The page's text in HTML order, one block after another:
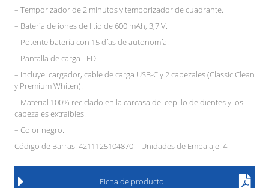
– Temporizador de 2 minutos y temporizador de cuadrante.
– Batería de iones de litio de 600 mAh, 3,7 V.
– Potente batería con 15 días de autonomía.
– Pantalla de carga LED.
– Incluye: cargador, cable de carga USB-C y 2 cabezales (Classic Clean
y Premium Whiten).
– Material 100% reciclado en la carcasa del cepillo de dientes y los
cabezales extraíbles.
– Color negro.
Código de Barras: 4211125104870 – Unidades de Embalaje: 4
Ficha de producto